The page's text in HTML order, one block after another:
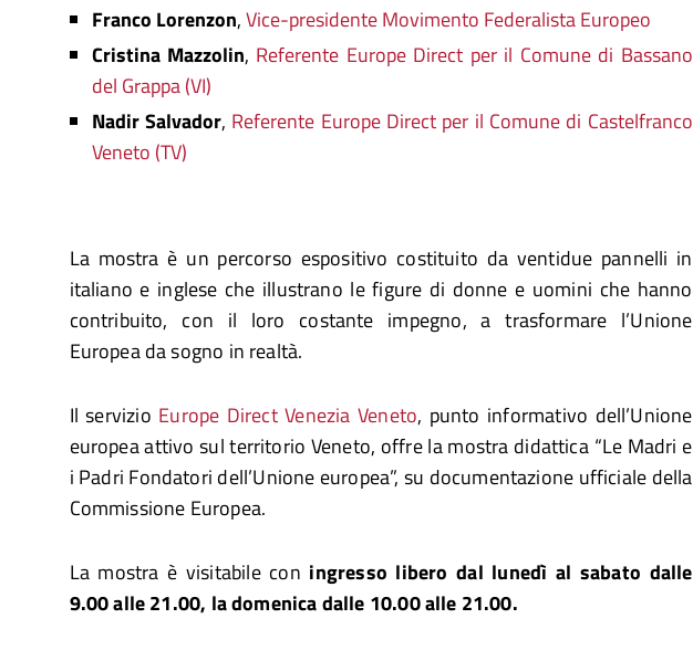
Franco Lorenzon,Vice-presidente Movimento Federalista Europeo
Cristina Mazzolin, Referente Europe Direct per il Comune di Bassano
del Grappa (VI)
Nadir Salvador, Referente Europe Direct per il Comune di Castelfranco
Veneto (TV)
La mostra è un percorso espositivo costituito da ventidue pannelli in
italiano e inglese che illustrano le figure di donne e uomini che hanno
contribuito, con il loro costante impegno, a trasformare l’Unione
Europea da sogno in realtà.
Il servizio Europe Direct Venezia Veneto, punto informativo dell’Unione
europea attivo sul territorio Veneto, offre la mostra didattica “Le Madri e
i Padri Fondatori dell’Unione europea”, su documentazione ufficiale della
Commissione Europea.
La mostra è visitabile con ingresso libero dal lunedì al sabato dalle
9.00 alle 21.00, la domenica dalle 10.00 alle 21.00.